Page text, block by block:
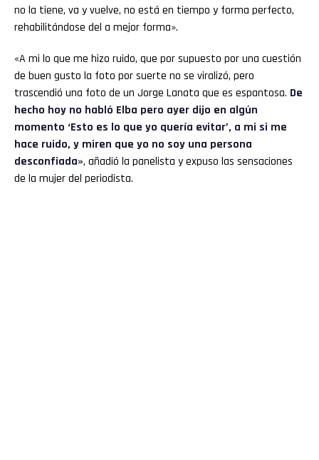
no la tiene, va y vuelve, no está en tiempo y forma perfecto,
rehabilitándose del a mejor forma».
«A mi lo que me hizo ruido, que por supuesto por una cuestión
de buen gusto la foto por suerte no se viralizó, pero
trascendió una foto de un Jorge Lanata que es espantosa. De
hecho hoy no habló Elba pero ayer dijo en algún
momento ‘Esto es lo que yo quería evitar’, a mi si me
hace ruido, y miren que yo no soy una persona
desconfiada», añadió la panelista y expuso las sensaciones
de la mujer del periodista.